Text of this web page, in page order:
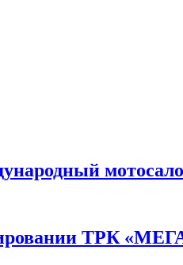
ТРК